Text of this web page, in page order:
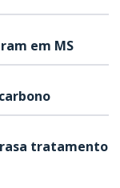
em MS
tratamento